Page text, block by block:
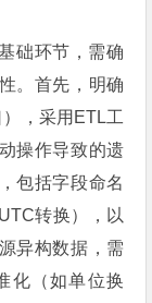
础环节，需确
。首先，明确
，采用ETL工
操作导致的遗
包括字段命名
转换），以
异构数据，需
化（如单位换